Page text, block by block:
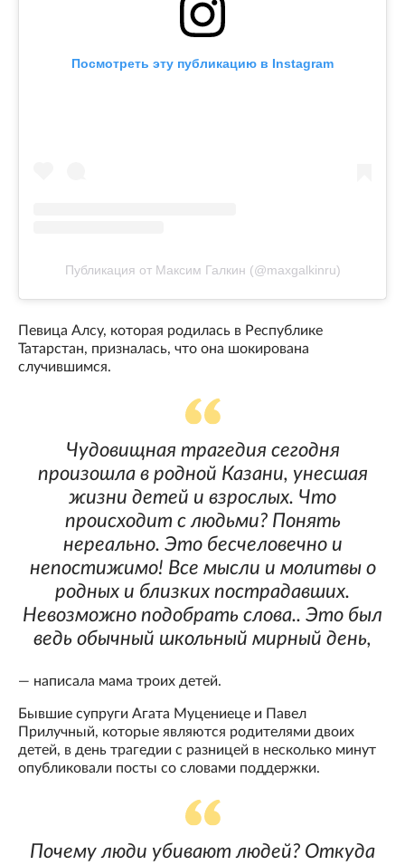
Посмотреть эту публикацию в Instagram
Публикация от Максим Галкин (@maxgalkinru)
Певица Алсу, которая родилась в Республике
Татарстан, призналась, что она шокирована
случившимся.
Чудовищная трагедия сегодня
произошла в родной Казани, унесшая
жизни детей и взрослых. Что
происходит с людьми? Понять
нереально. Это бесчеловечно и
непостижимо! Все мысли и молитвы о
родных и близких пострадавших.
Невозможно подобрать слова.. Это был
ведь обычный школьный мирный день,
— написала мама троих детей.
Бывшие супруги Агата Муцениеце и Павел
Прилучный, которые являются родителями двоих
детей, в день трагедии с разницей в несколько минут
опубликовали посты со словами поддержки.
Почему люди убивают людей? Откуда